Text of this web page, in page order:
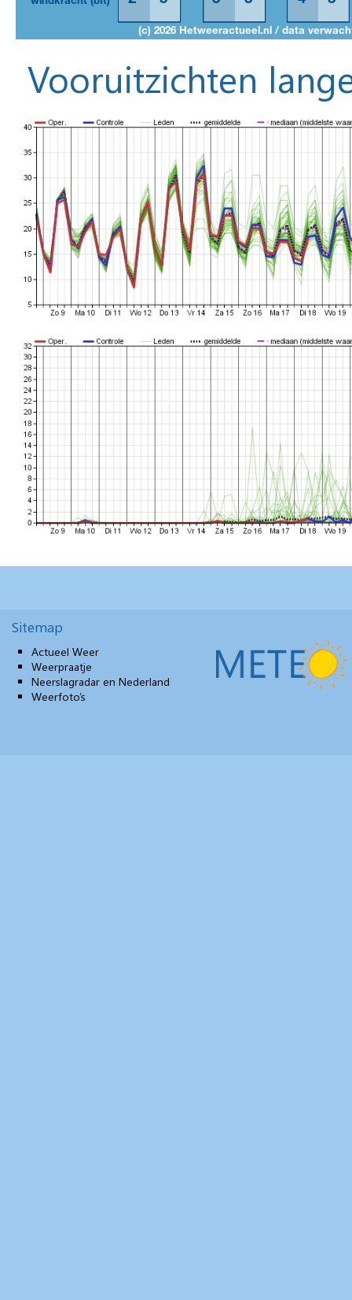
Vooruitzichten
Sitemap
Actueel Weer
Weerpraatje
Neerslagradar en Nederland
Weerfoto’s